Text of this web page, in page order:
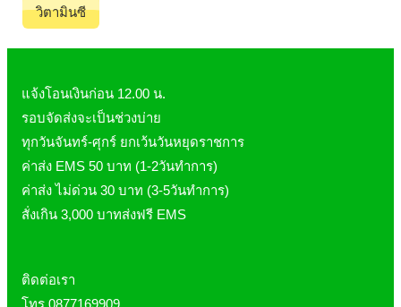
Galderma
Sebamed
ผลิตภัณฑ์ รพ.ยันฮี
banner แบนเนอร์ โปรตีน
Vpure
วิตามินซี
แจ้งโอนเงินก่อน 12.00 น.
รอบจัดส่งจะเป็นช่วงบ่าย
ทุกวันจันทร์-ศุกร์ ยกเว้นวันหยุดราชการ
ค่าส่ง EMS 50 บาท (1-2วันทำการ)
ค่าส่ง ไม่ด่วน 30 บาท (3-5วันทำการ)
สั่งเกิน 3,000 บาทส่งฟรี EMS
ติดต่อเรา
โทร 0877169909